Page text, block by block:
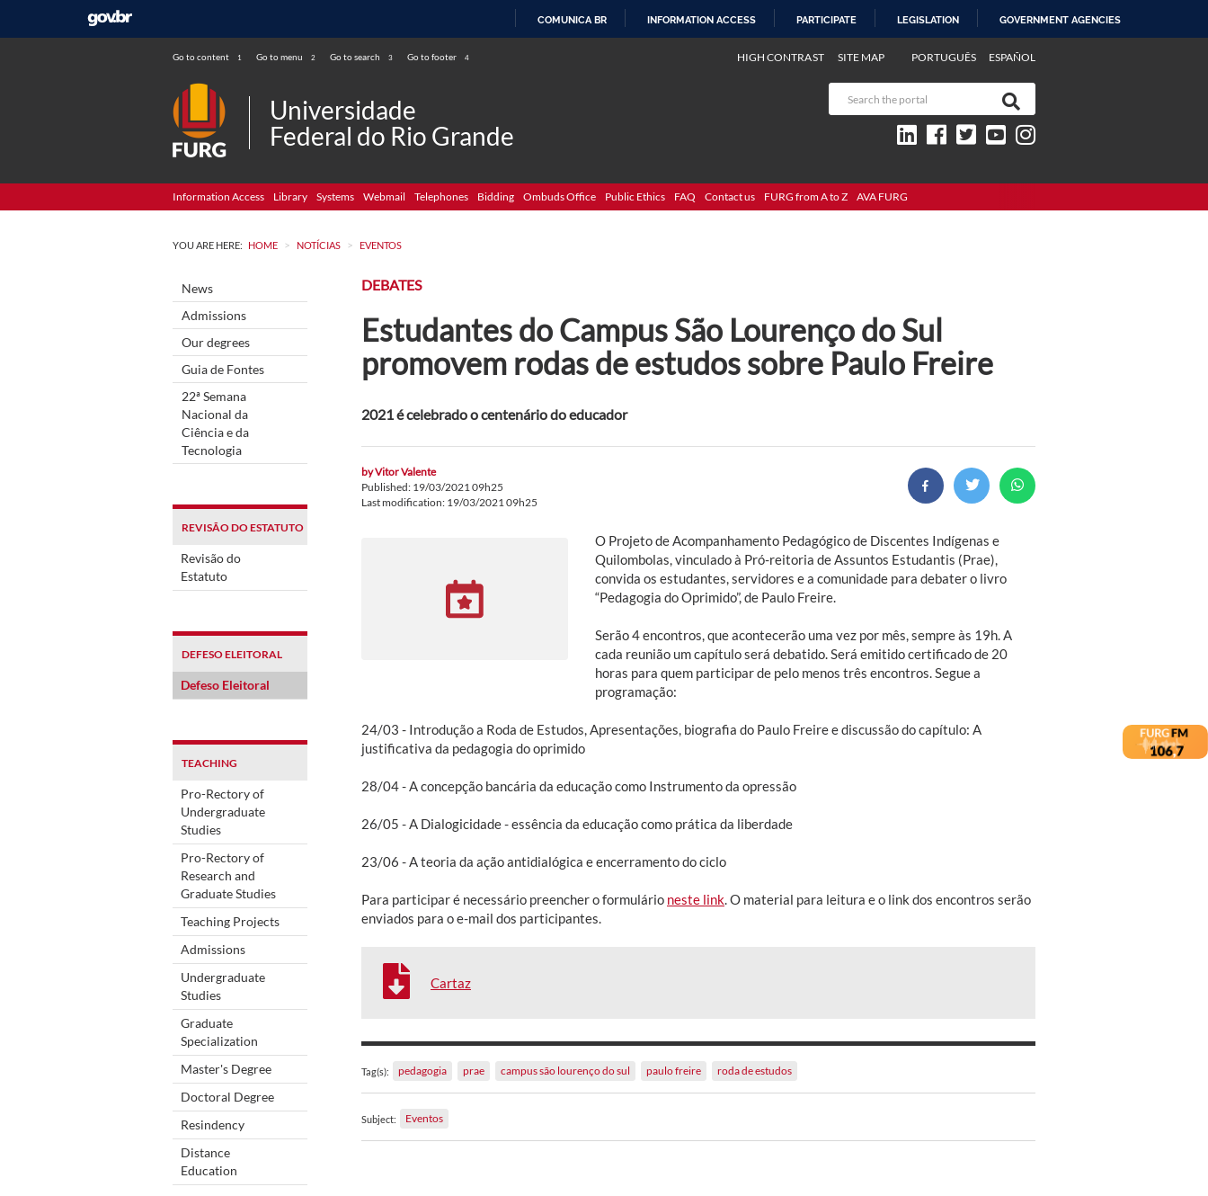
COMUNICA BR INFORMATION ACCESS PARTICIPATE LEGISLATION GOVERNMENT AGENCIES
Go to content 1 Go to menu 2 Go to search 3 Go to footer 4 PORTUGUÊS ESPAÑOL
HIGH CONTRAST SITE MAP
Universidade
Federal do Rio Grande
Information Access Library Systems Webmail Telephones Bidding Ombuds Office Public Ethics FAQ Contact us FURG from A to Z AVA FURG
YOU ARE HERE: HOME > NOTÍCIAS > EVENTOS
News
Admissions
Our degrees
Guia de Fontes
22ª Semana
Nacional da
Ciência e da
Tecnologia
REVISÃO DO ESTATUTO
Revisão do
Estatuto
DEFESO ELEITORAL
Defeso Eleitoral
TEACHING
Pro-Rectory of
Undergraduate
Studies
Pro-Rectory of
Research and
Graduate Studies
Teaching Projects
Admissions
Undergraduate
Studies
Graduate
Specialization
Master's Degree
Doctoral Degree
Resindency
Distance
Education
DEBATES
Estudantes do Campus São Lourenço do Sul
promovem rodas de estudos sobre Paulo Freire
2021 é celebrado o centenário do educador
byVitor Valente
Published: 19/03/2021 09h25
Last modification: 19/03/2021 09h25
O Projeto de Acompanhamento Pedagógico de Discentes Indígenas e
Quilombolas, vinculado à Pró-reitoria de Assuntos Estudantis (Prae),
convida os estudantes, servidores e a comunidade para debater o livro
“Pedagogia do Oprimido”, de Paulo Freire.
Serão 4 encontros, que acontecerão uma vez por mês, sempre às 19h. A
cada reunião um capítulo será debatido. Será emitido certificado de 20
horas para quem participar de pelo menos três encontros. Segue a
programação:
24/03 - Introdução a Roda de Estudos, Apresentações, biografia do Paulo Freire e discussão do capítulo: A
justificativa da pedagogia do oprimido
28/04 - A concepção bancária da educação como Instrumento da opressão
26/05 - A Dialogicidade - essência da educação como prática da liberdade
23/06 - A teoria da ação antidialógica e encerramento do ciclo
Para participar é necessário preencher o formulário neste link . O material para leitura e o link dos encontros serão
enviados para o e-mail dos participantes.
Cartaz
Tag(s): pedagogia prae campus são lourenço do sul paulo freire roda de estudos
Subject: Eventos